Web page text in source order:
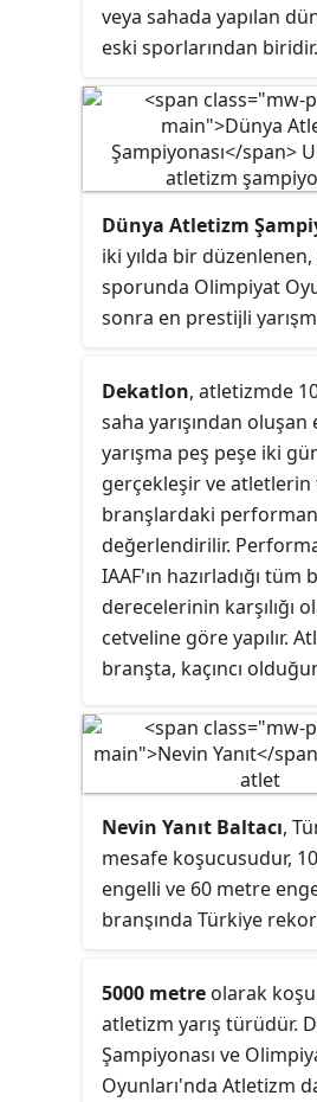
veya sahada yapılan
eski sporlarından
tüm dünyada yaygın
Dünya Atletizm
iki yılda bir
sporunda Olimpiyat
sonra en prestijli
Dekatlon, atletizmde
saha yarışından
yarışma peş peşe iki
gerçekleşir ve atletlerin
branşlardaki
değerlendirilir.
IAAF'ın hazırladığı tüm
derecelerinin karşılığı
cetveline göre yapılır.
branşta, kaçıncı
bittiğindeki toplam
Dekatlon, 1912'de ortaya
tarihte Olimpiyat
programına dâhil edildi.
sırası 1914'ten beri
dekatlona katılım
kadınlar heptatlon
Nevin Yanıt Baltacı,
mesafe koşucusudur,
engelli ve 60 metre
branşında Türkiye
beşincisidir. 2012 ve
şampiyonudur, kısa
tarihinde olimpiyatlarda
final gören ilk ve tek
5000 metre olarak
atletizm yarış türüdür.
Şampiyonası ve
Oyunları'nda Atletizm